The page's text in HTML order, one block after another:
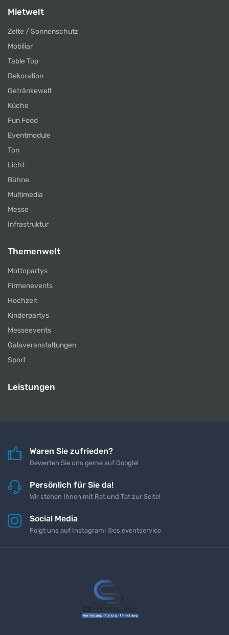
Mietwelt
Zelte / Sonnenschutz
Mobiliar
Table Top
Dekoration
Getränkewelt
Küche
Fun Food
Eventmodule
Ton
Licht
Bühne
Multimedia
Messe
Infrastruktur
Themenwelt
Mottopartys
Firmenevents
Hochzeit
Kinderpartys
Messeevents
Galaveranstaltungen
Sport
Leistungen
Waren Sie zufrieden?
Bewerten Sie uns gerne auf Google!
Persönlich für Sie da!
Wir stehen Ihnen mit Rat und Tat zur Seite!
Social Media
Folgt uns auf Instagram! @cs.eventservice